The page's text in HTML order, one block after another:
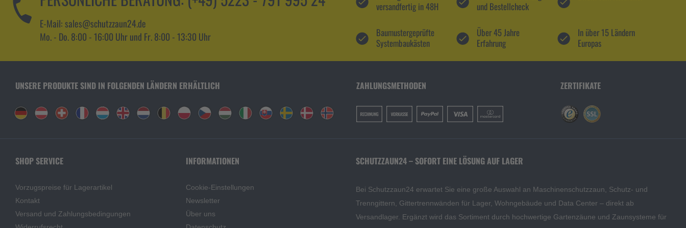
E-Mail: sales@schutzzaun24.de
Mo. - Do. 8:00 - 16:00 Uhr und Fr. 8:00 - 13:30 Uhr
versandfertig in 48H
und Bestellcheck
Baumustergeprüfte
Systembaukästen
Über 45 Jahre
Erfahrung
In über 15 Ländern
Europas
UNSERE PRODUKTE SIND IN FOLGENDEN LÄNDERN ERHÄLTLICH ZAHLUNGSMETHODEN ZERTIFIKATE
SHOP SERVICE
Vorzugspreise für Lagerartikel
Kontakt
Versand und Zahlungsbedingungen
INFORMATIONEN
Cookie-Einstellungen
Newsletter
Über uns
SCHUTZZAUN24 – SOFORT EINE LÖSUNG AUF LAGER
Bei Schutzzaun24 erwartet Sie eine große Auswahl an Maschinenschutzzaun, Schutz- und
Trenngittern, Gittertrennwänden für Lager, Wohngebäude und Data Center – direkt ab
Versandlager. Ergänzt wird das Sortiment durch hochwertige Gartenzäune und Zaunsysteme für